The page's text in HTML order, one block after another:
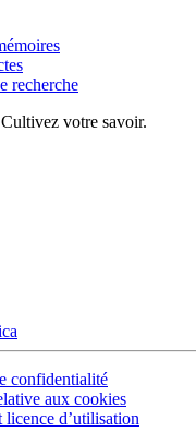
recherche
Cultivez votre savoir.
confidentialité
aux cookies
licence d’utilisation